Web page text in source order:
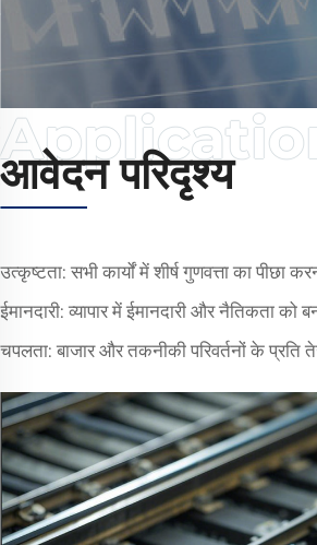
आवेदन परिदृश्य
उत्कृष्टता: सभी कार्यों में शीर्ष गुणवत्ता का पीछा
ईमानदारी: व्यापार में ईमानदारी और नैतिकता को
चपलता: बाजार और तकनीकी परिवर्तनों के